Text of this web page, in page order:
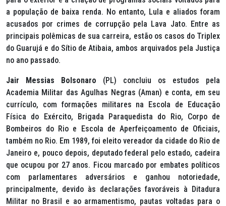
a população de baixa renda. No entanto, Lula e aliados foram
acusados por crimes de corrupção pela Lava Jato. Entre as
principais polêmicas de sua carreira, estão os casos do Triplex
do Guarujá e do Sítio de Atibaia, ambos arquivados pela Justiça
no ano passado.
Jair Messias Bolsonaro (PL) concluiu os estudos pela
Academia Militar das Agulhas Negras (Aman) e conta, em seu
currículo, com formações militares na Escola de Educação
Física do Exército, Brigada Paraquedista do Rio, Corpo de
Bombeiros do Rio e Escola de Aperfeiçoamento de Oficiais,
também no Rio. Em 1989, foi eleito vereador da cidade do Rio de
Janeiro e, pouco depois, deputado federal pelo estado, cadeira
que ocupou por 27 anos. Ficou marcado por embates políticos
com parlamentares adversários e ganhou notoriedade,
principalmente, devido às declarações favoráveis à Ditadura
Militar no Brasil e ao armamentismo, pautas voltadas para o